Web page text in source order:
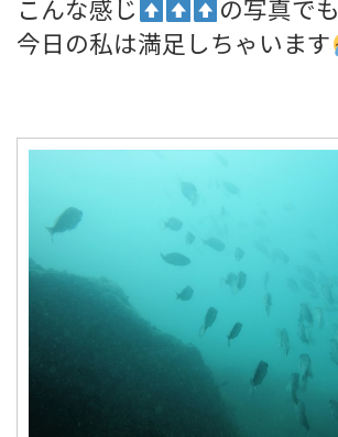
こんな感じ
の写真でも
今日の私は満足しちゃいます